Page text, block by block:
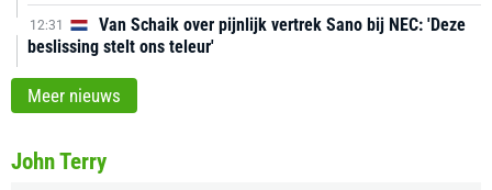
12:31
Van Schaik over pijnlijk vertrek Sano bij NEC: 'Deze
beslissing stelt ons teleur'
Meer nieuws
John Terry